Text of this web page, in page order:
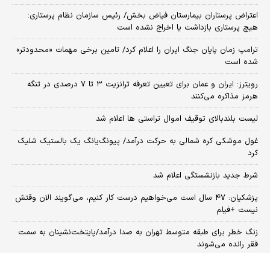
اعتراض پرستاران بیمارستان فیاض بخش/ رئیس سازمان نظام پرستاری:
هیچ پرستاری بازداشت یا اخراج نشده است
ترامپ زمان پایان جنگ ایران را اعلام کرد/ تامین برخی مهمات «محدودتر»
شده است
رویترز: ایران و عمان برای تعیین تعرفه ترانزیت ۳ تا ۷ درصدی در تنگه
هرمز مذاکره می‌کنند
لیست بلندبالای توقیف اموال تراستی ها اعلام شد
غول موشکی کره شمالی به حرکت درآمد/ پیونگ‌یانگ یک بالستیک شلیک
کرد
شرط جدید بازنشستگی اعلام شد
پزشکیان: ۴۷ سال است می‌خواهیم درست کار کنیم، می‌گویند الان وقتش
نیست +فیلم
زنگ خطر برای طبقه متوسط تهران به صدا درآمد/پایتخت‌نشینان به سمت
فقر رانده می‌شوند